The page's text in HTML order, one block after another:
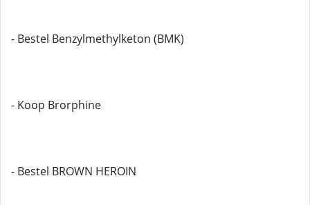
- Bestel Benzylmethylketon (BMK)
- Koop Brorphine
- Bestel BROWN HEROIN